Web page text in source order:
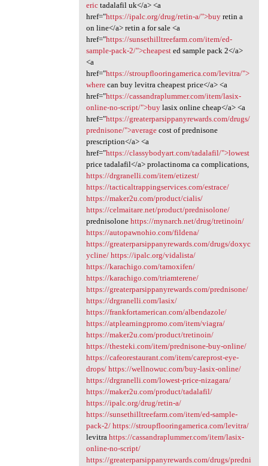
erictadalafil uk</a> <a
href="https://ipalc.org/drug/retin-a/">buyretin a
on line</a> retin a for sale <a
href="https://sunsethilltreefarm.com/item/ed-
sample-pack-2/">cheapested sample pack 2</a>
<a
href="https://stroupflooringamerica.com/levitra/">
wherecan buy levitra cheapest price</a> <a
href="https://cassandraplummer.com/item/lasix-
online-no-script/">buylasix online cheap</a> <a
href="https://greaterparsippanyrewards.com/drugs/
prednisone/">averagecost of prednisone
prescription</a> <a
href="https://classybodyart.com/tadalafil/">lowest
price tadalafil</a> prolactinoma ca complications,
https://drgranelli.com/item/etizest/
https://tacticaltrappingservices.com/estrace/
https://maker2u.com/product/cialis/
https://celmaitare.net/product/prednisolone/
prednisolone https://mynarch.net/drug/tretinoin/
https://autopawnohio.com/fildena/
https://greaterparsippanyrewards.com/drugs/doxyc
ycline/ https://ipalc.org/vidalista/
https://karachigo.com/tamoxifen/
https://karachigo.com/triamterene/
https://greaterparsippanyrewards.com/prednisone/
https://drgranelli.com/lasix/
https://frankfortamerican.com/albendazole/
https://atplearningpromo.com/item/viagra/
https://maker2u.com/product/tretinoin/
https://thesteki.com/item/prednisone-buy-online/
https://cafeorestaurant.com/item/careprost-eye-
drops/ https://wellnowuc.com/buy-lasix-online/
https://drgranelli.com/lowest-price-nizagara/
https://maker2u.com/product/tadalafil/
https://ipalc.org/drug/retin-a/
https://sunsethilltreefarm.com/item/ed-sample-
pack-2/ https://stroupflooringamerica.com/levitra/
levitra https://cassandraplummer.com/item/lasix-
online-no-script/
https://greaterparsippanyrewards.com/drugs/predni